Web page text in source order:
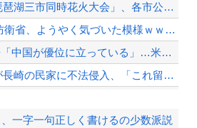
【8/22開催】 「琵琶湖三市同時花火大会」、各市公式「そんな花火大会は存在しな...
【速報】 日本の防衛省、ようやく気づいた模様ｗｗｗｗｗ
米中のAI開発競争「中国が優位に立っている」…米新興企業CEOが予測！
外国人YouTuberが長崎の民家に不法侵入、「これ留守にしてるだけじゃないの？...
もう認めるよ…！！って事
海外「日本人は何に使ってるんだ？」 世界的ブームの日本の食品、買ってみたものの使...
一字一句正しく書けるの少数派説